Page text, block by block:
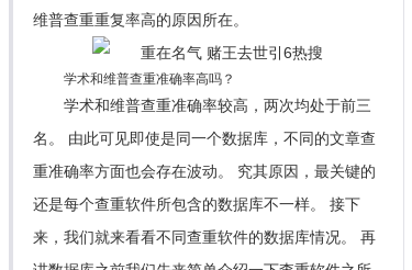
维普查重重复率高的原因所在。
学术和维普查重准确率高吗？
学术和维普查重准确率较高，两次均处于前三
名。 由此可见即使是同一个数据库，不同的文章查
重准确率方面也会存在波动。 究其原因，最关键的
还是每个查重软件所包含的数据库不一样。 接下
来，我们就来看看不同查重软件的数据库情况。 再